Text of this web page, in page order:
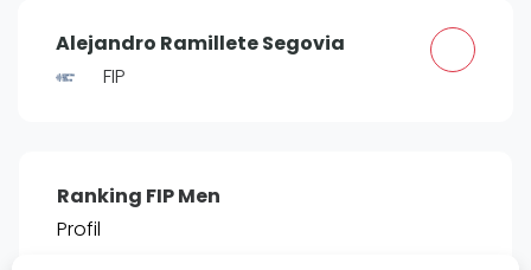
Playtomic
Frauen
FIP Männer
Alejandro Ramillete Segovia
FIP
Ranking FIP Men
Profil